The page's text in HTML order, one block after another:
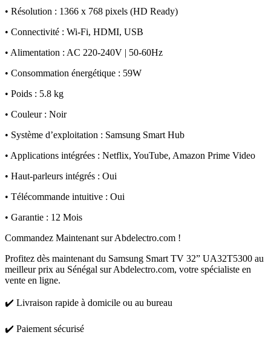
• Résolution : 1366 x 768 pixels (HD Ready)
• Connectivité : Wi-Fi, HDMI, USB
• Alimentation : AC 220-240V | 50-60Hz
• Consommation énergétique : 59W
• Poids : 5.8 kg
• Couleur : Noir
• Système d’exploitation : Samsung Smart Hub
• Applications intégrées : Netflix, YouTube, Amazon Prime Video
• Haut-parleurs intégrés : Oui
• Télécommande intuitive : Oui
• Garantie : 12 Mois
Commandez Maintenant sur Abdelectro.com !
Profitez dès maintenant du Samsung Smart TV 32” UA32T5300 au
meilleur prix au Sénégal sur Abdelectro.com, votre spécialiste en
vente en ligne.
✔️ Livraison rapide à domicile ou au bureau
✔️ Paiement sécurisé